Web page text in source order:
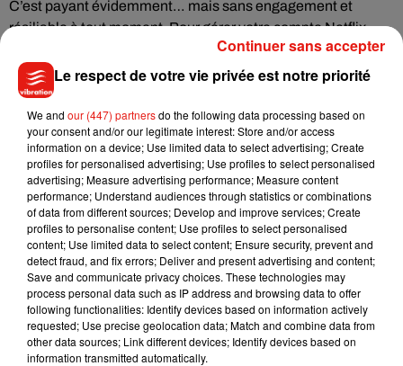
C’est payant évidemment… mais sans engagement et
résiliable à tout moment. Pour gérer votre compte Netflix,
c’est directement sur le site internet Netflix que ça se passe,
rubrique « Mon compte ».
Vous l'attendiez un peu, beaucoup, passionnément...et
même à la folie !
Netflix est maintenant disponible en option depuis votre
Freebox Révolution ! �x�@NetflixFR
#MerciFreehttps://t.co/tygHK6kAA3
pic.twitter.com/88JPHwoFYI
— Free (@free)17 décembre 2019
Musique
Le respect de votre vie privée est notre priorité
We and our (447) partnersdo the following data processing based on
your consent and/or our legitimate interest: Store and/or access
information on a device; Use limited data to select advertising; Create
profiles for personalised advertising; Use profiles to select personalised
advertising; Measure advertising performance; Measure content
performance; Understand audiences through statistics or combinations
of data from different sources; Develop and improve services; Create
profiles to personalise content; Use profiles to select personalised
content; Use limited data to select content; Ensure security, prevent and
detect fraud, and fix errors; Deliver and present advertising and content;
Save and communicate privacy choices. These technologies may
process personal data such as IP address and browsing data to offer
following functionalities: Identify devices based on information actively
requested; Use precise geolocation data; Match and combine data from
other data sources; Link different devices; Identify devices based on
information transmitted automatically.
Continuer sans accepter